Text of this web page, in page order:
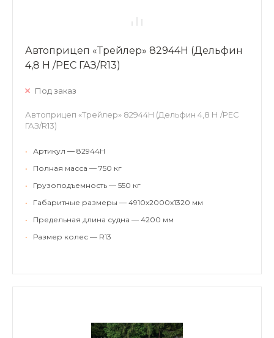
Автоприцеп «Трейлер» 82944H (Дельфин
4,8 Н /РЕС ГАЗ/R13)
Под заказ
Автоприцеп «Трейлер» 82944H (Дельфин 4,8 Н /РЕС
ГАЗ/R13)
•
Артикул — 82944H
•
Полная масса — 750 кг
•
Грузоподъемность — 550 кг
•
Габаритные размеры — 4910х2000х1320 мм
•
Предельная длина судна — 4200 мм
•
Размер колес — R13